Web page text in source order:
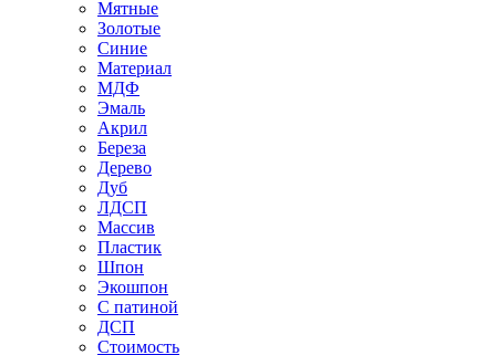
Мятные
Золотые
Синие
Материал
МДФ
Эмаль
Акрил
Береза
Дерево
Дуб
ЛДСП
Массив
Пластик
Шпон
Экошпон
С патиной
ДСП
Стоимость